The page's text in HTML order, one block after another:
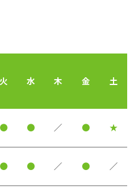
火 水 木 金 土
● ● ／ ● ★
● ● ／ ● ／